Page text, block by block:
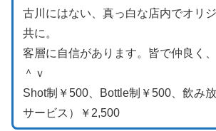
古川にはない、真っ白な店内でオリ
共に。
客層に自信があります。皆で仲良く
＾ｖ
Shot制￥500、Bottle制￥500、飲み
サービス）￥2,500